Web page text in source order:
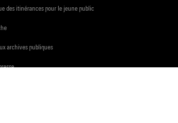
des itinérances pour le jeune public
archives publiques